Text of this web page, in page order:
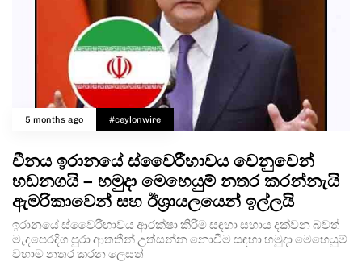
5 months ago #ceylonwire
චීනය ඉරානයේ ස්වෛරීභාවය වෙනුවෙන්
හඬනගයි – හමුදා මෙහෙයුම් නතර කරන්නැයි
ඇමරිකාවෙන් සහ ඊශ්‍රායලයෙන් ඉල්ලයි
ඉරානයේ ස්වෛරීභාවය ආරක්ෂා කිරීම සඳහා සහාය දක්වන බවත්
මැදපෙරදිග පුරා ආතතීන් උත්සන්න නොවීම සඳහා හමුදා මෙහෙයුම්
වහාම නතර කරන ලෙසත්